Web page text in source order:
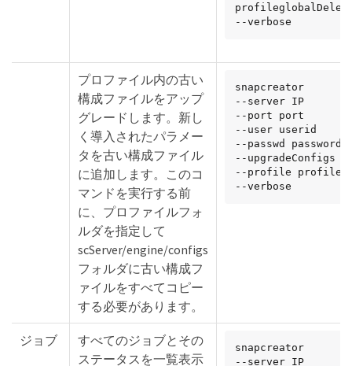
--verbose
プロファイル内の古い
構成ファイルをアップ
グレードします。新し
く導入されたパラメー
タを古い構成ファイル
に追加します。このコ
マンドを実行する前
に、プロファイルフォ
ルダを指定して
scServer/engine/configs
フォルダに古い構成フ
ァイルをすべてコピー
する必要があります。
snapcreator
--server IP
--port port
--user userid
--passwd password
--upgradeConfigs
--profile
--verbose
ジョブ
すべてのジョブとその
ステータスを一覧表示
snapcreator
--server IP